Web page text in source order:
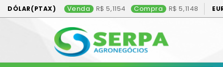
DÓLAR(PTAX) Venda 5,1154 Compra 5,1148